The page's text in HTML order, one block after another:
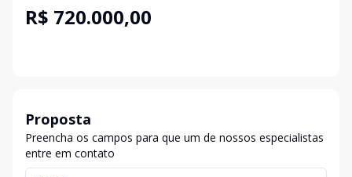
R$ 720.000,00
Proposta
Preencha os campos para que um de nossos especialistas
entre em contato